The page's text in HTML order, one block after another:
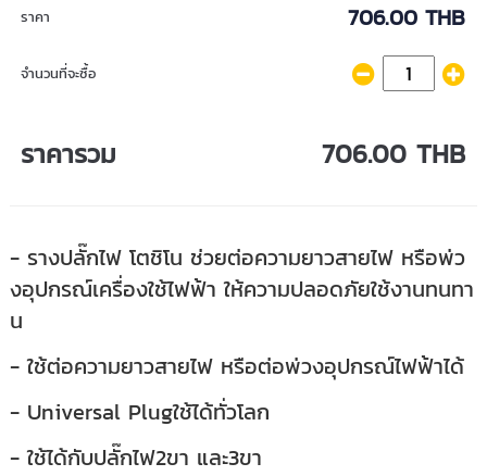
ราคา 706.00 THB
จำนวนที่จะซื้อ
ราคารวม 706.00 THB
- รางปลั๊กไฟ โตชิโน ช่วยต่อความยาวสายไฟ หรือพ่ว
งอุปกรณ์เครื่องใช้ไฟฟ้า ให้ความปลอดภัยใช้งานทนทา
น
- ใช้ต่อความยาวสายไฟ หรือต่อพ่วงอุปกรณ์ไฟฟ้าได้
- Universal Plugใช้ได้ทั่วโลก
- ใช้ได้กับปลั๊กไฟ2ขา และ3ขา